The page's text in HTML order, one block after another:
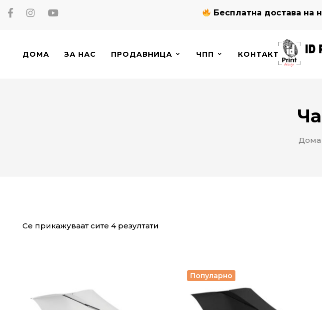
Бесплатна достава на
ДОМА ЗА НАС ПРОДАВНИЦА ЧПП КОНТАКТ
Дома
Се прикажуваат сите 4 резултати
Популарно